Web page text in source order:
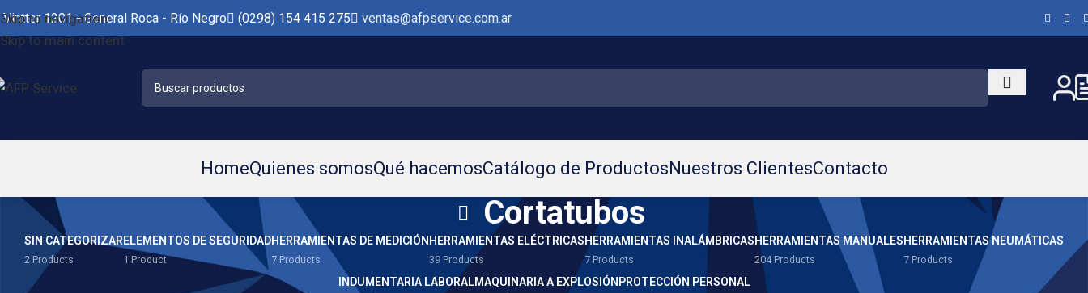
Skip to navigation
Skip to main content
Vintter 1201 - General Roca - Río Negro (0298) 154 415 275 ventas@afpservice.com.ar
HomeQuienes somosQué hacemosCatálogo de ProductosNuestros ClientesContacto
Cortatubos
SIN CATEGORIZAR
2 Products
ELEMENTOS DE SEGURIDAD
1 Product
HERRAMIENTAS DE MEDICIÓN
7 Products
HERRAMIENTAS ELÉCTRICAS
39 Products
HERRAMIENTAS INALÁMBRICAS
7 Products
HERRAMIENTAS MANUALES
204 Products
HERRAMIENTAS NEUMÁTICAS
7 Products
INDUMENTARIA LABORALMAQUINARIA A EXPLOSIÓN PROTECCIÓN PERSONAL